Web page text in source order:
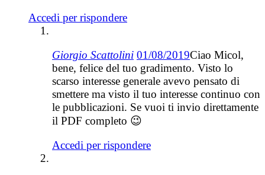
Accedi per rispondere
Giorgio Scattolini 01/08/2019Ciao Micol,
bene, felice del tuo gradimento. Visto lo
scarso interesse generale avevo pensato di
smettere ma visto il tuo interesse continuo con
le pubblicazioni. Se vuoi ti invio direttamente
il PDF completo 😉
Accedi per rispondere